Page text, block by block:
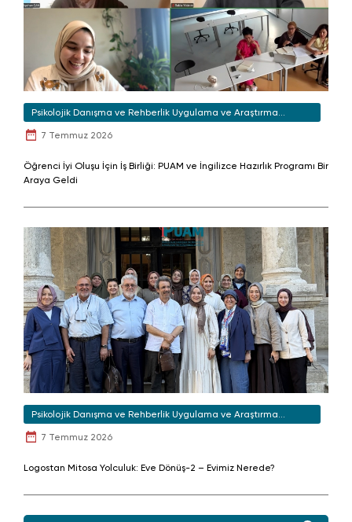
Psikolojik Danışma ve Rehberlik Uygulama ve Araştırma
7 Temmuz 2026
Öğrenci İyi Oluşu İçin İş Birliği: PUAM ve İngilizce Hazırlık Programı Bir
Araya Geldi
Psikolojik Danışma ve Rehberlik Uygulama ve Araştırma
7 Temmuz 2026
Logostan Mitosa Yolculuk: Eve Dönüş-2 – Evimiz Nerede?